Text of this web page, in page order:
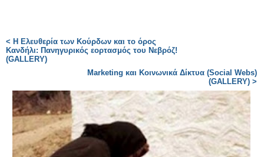
< Η Ελευθερία των Κούρδων και το όρος
Κανδήλι: Πανηγυρικός εορτασμός του Νεβρόζ!
(GALLERY)
Marketing και Κοινωνικά Δίκτυα (Social Webs)
(GALLERY) >